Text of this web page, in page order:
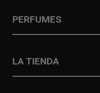
PERFUMES
LA TIENDA